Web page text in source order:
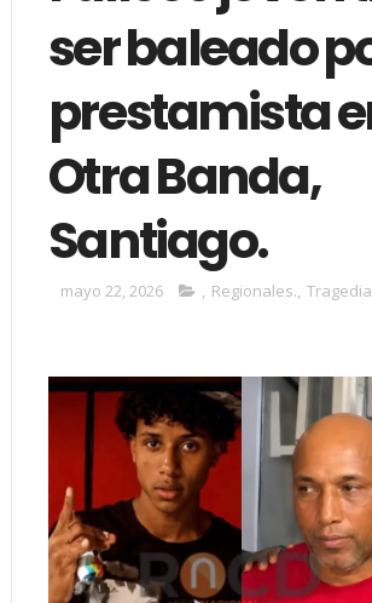
ser baleado
prestamista
Otra Banda,
Santiago.
mayo 22, 2026 , Regionales.,